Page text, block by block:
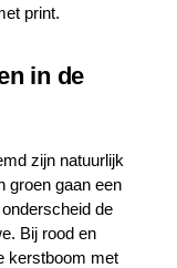
print.
in de
zijn natuurlijk
groen gaan een
de
Bij rood en
kerstboom met